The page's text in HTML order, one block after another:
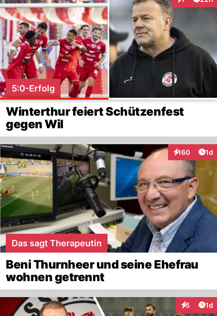
Interaktionen
5:0-Erfolg
Winterthur feiert Schützenfest
gegen Wil
160
Interaktionen
1d
Das sagt Therapeutin
Beni Thurnheer und seine Ehefrau
wohnen getrennt
5 1d